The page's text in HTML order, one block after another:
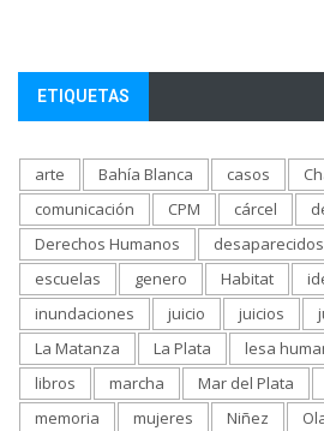
ETIQUETAS
arte Bahía Blanca casos
comunicación
CPM cárcel
Derechos Humanos
desaparecidos
escuelas
genero Habitat
inundaciones
juicio juicios
La Matanza
La Plata lesa
libros
marcha Mar del Plata
memoria
mujeres Niñez